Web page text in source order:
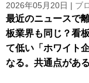
2026年05月20日 ブ
最近のニュースで
板業界も同じ？看
て低い「ホワイト
なる。共通点があ